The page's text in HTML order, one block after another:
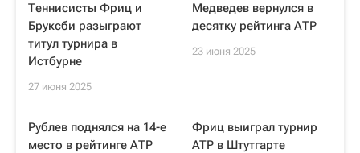
Теннисисты Фриц и
Бруксби разыграют
титул турнира в
Истбурне
27 июня 2025
Медведев вернулся в
десятку рейтинга АТР
23 июня 2025
Рублев поднялся на 14-е
место в рейтинге АТР
Фриц выиграл турнир
ATP в Штутгарте